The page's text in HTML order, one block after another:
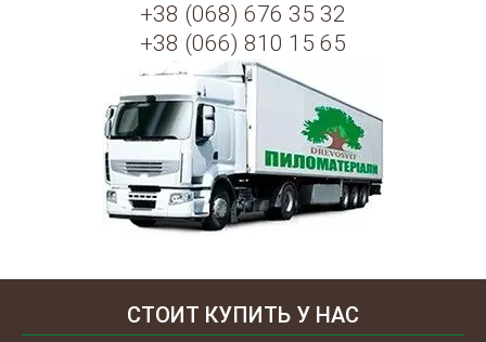
+38 (068) 676 35 32
+38 (066) 810 15 65
СТОИТ КУПИТЬ У НАС